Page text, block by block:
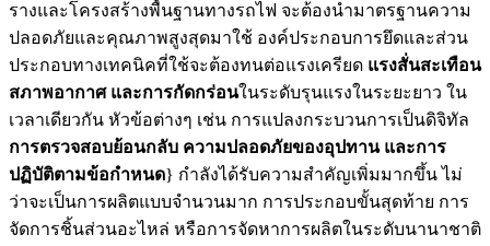
รางและโครงสร้างพื้นฐานทางรถไฟ จะต้องนำมาตรฐานความ
ปลอดภัยและคุณภาพสูงสุดมาใช้ องค์ประกอบการยึดและส่วน
ประกอบทางเทคนิคที่ใช้จะต้องทนต่อแรงเครียด แรงสั่นสะเทือน
สภาพอากาศ และการกัดกร่อนในระดับรุนแรงในระยะยาว ใน
เวลาเดียวกัน หัวข้อต่างๆ เช่น การแปลงกระบวนการเป็นดิจิทัล
การตรวจสอบย้อนกลับ ความปลอดภัยของอุปทาน และการ
ปฏิบัติตามข้อกำหนด} กำลังได้รับความสำคัญเพิ่มมากขึ้น ไม่
ว่าจะเป็นการผลิตแบบจำนวนมาก การประกอบขั้นสุดท้าย การ
จัดการชิ้นส่วนอะไหล่ หรือการจัดหาการผลิตในระดับนานาชาติ